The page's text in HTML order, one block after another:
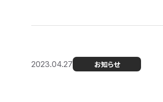
2023.04.27 お知らせ